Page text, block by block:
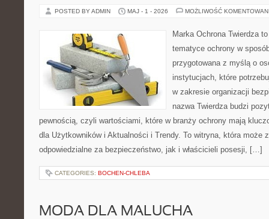
POSTED BY ADMIN MAJ - 1 - 2026 MOŻLIWOŚĆ
Marka Ochrona Twierdza
tematyce ochrony w
przygotowana z myślą o
instytucjach, które
w zakresie organizacji
nazwa Twierdza budzi
pewnością, czyli wartościami, które w branży ochrony mają
dla Użytkowników i Aktualności i Trendy. To witryna, która może
odpowiedzialne za bezpieczeństwo, jak i właścicieli posesji, […]
CATEGORIES: BOCHEN-CHLEBA
MODA DLA MALUCHA